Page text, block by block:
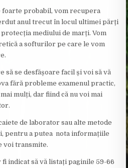
foarte probabil, vom recupera
anul trecut în locul ultimei părți
mediului de marți. Vom
a softurilor pe care le vom
să se desfășoare facil și voi să vă
fără probleme examenul practic,
mulți, dar fiind că nu voi mai
de laborator sau alte metode
pentru a putea nota informațiile
voi transmite.
fi indicat să vă listați paginile 59-66